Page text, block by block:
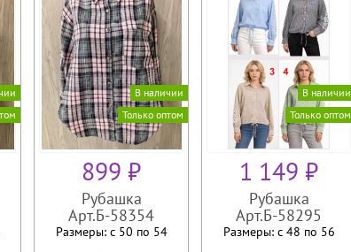
В наличии
Только оптом
899 ₽
Рубашка
Арт.Б-58354
Размеры: с 50 по 54
В наличии
Только оптом
1 149 ₽
Рубашка
Арт.Б-58295
Размеры: с 48 по 56